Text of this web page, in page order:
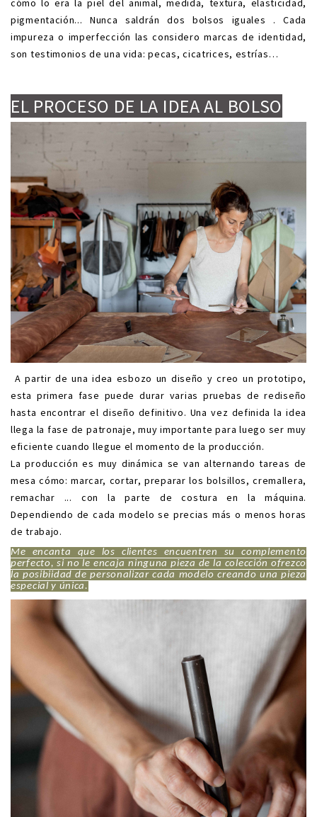
cómo lo era la piel del animal, medida, textura, elasticidad,
pigmentación... Nunca saldrán dos bolsos iguales . Cada
impureza o imperfección las considero marcas de identidad,
son testimonios de una vida: pecas, cicatrices, estrías…
EL PROCESO DE LA IDEA AL BOLSO
A partir de una idea esbozo un diseño y creo un prototipo,
esta primera fase puede durar varias pruebas de rediseño
hasta encontrar el diseño definitivo. Una vez definida la idea
llega la fase de patronaje, muy importante para luego ser muy
eficiente cuando llegue el momento de la producción.
La producción es muy dinámica se van alternando tareas de
mesa cómo: marcar, cortar, preparar los bolsillos, cremallera,
remachar ... con la parte de costura en la máquina.
Dependiendo de cada modelo se precias más o menos horas
de trabajo.
Me encanta que los clientes encuentren su complemento
perfecto, si no le encaja ninguna pieza de la colección ofrezco
la posibiidad de personalizar cada modelo creando una pieza
especial y única.